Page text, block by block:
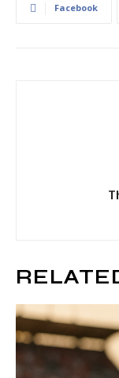
Facebook